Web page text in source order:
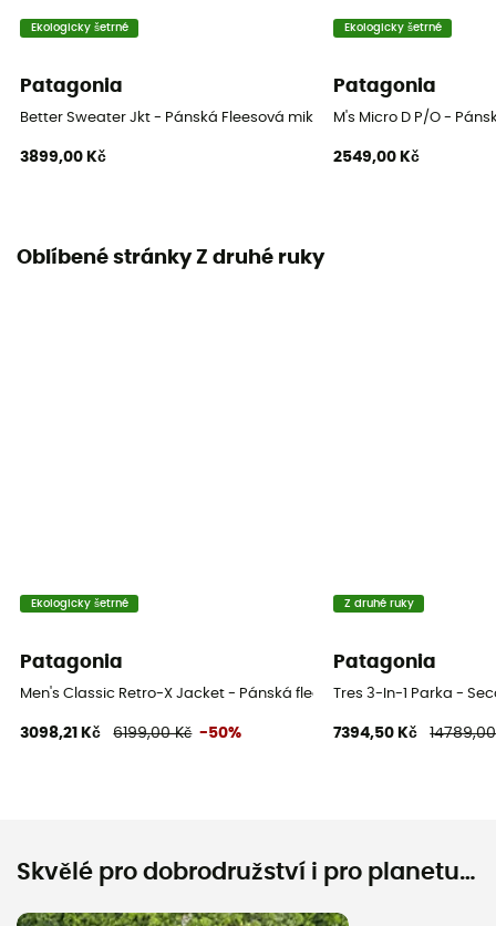
Ekologicky šetrné
Patagonia
Better Sweater Jkt - Pánská Fleesová mikina
3899,00 Kč
Ekologicky šetrné
Patagonia
M's Micro D P/O -
2549,00 Kč
Oblíbené stránky Z druhé ruky
Ekologicky šetrné
Patagonia
Men's Classic Retro-X Jacket - Pánská fleesová mikina
3098,21 Kč 6199,00 Kč -50%
Z druhé ruky
Patagonia
Tres 3-In-1 Parka -
7394,50 Kč
Skvělé pro dobrodružství i pro planetu…